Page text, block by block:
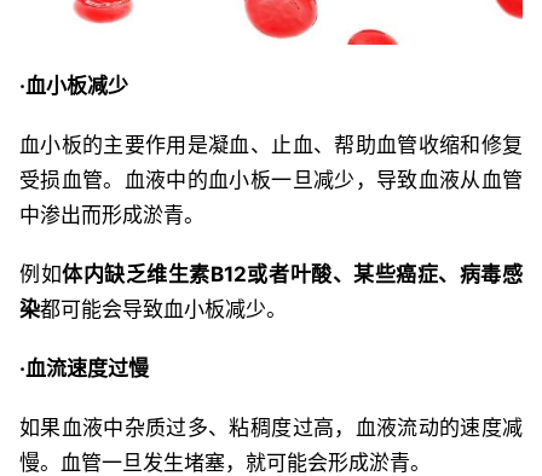
·血小板减少
血小板的主要作用是凝血、止血、帮助血管收缩和修复
受损血管。血液中的血小板一旦减少，导致血液从血管
中渗出而形成淤青。
例如体内缺乏维生素B12或者叶酸、某些癌症、病毒感
染都可能会导致血小板减少。
·血流速度过慢
如果血液中杂质过多、粘稠度过高，血液流动的速度减
慢。血管一旦发生堵塞，就可能会形成淤青。